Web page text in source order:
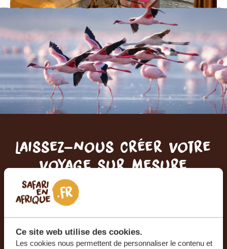
Ce site web utilise des cookies.
Les cookies nous permettent de personnaliser le contenu et
Laissez-nous créer votre
voyage sur mesure
RECEVEZ UN DEVIS GRATUIT, SANS
PLANIFIEZ VOTRE AVENTURE